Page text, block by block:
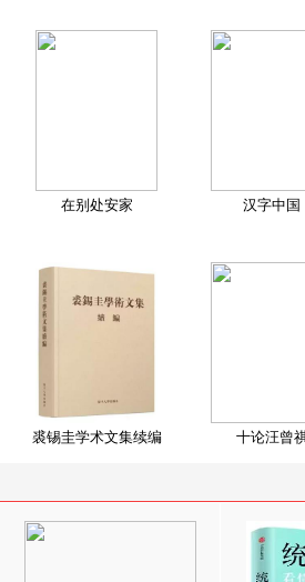
在别处安家 汉字中国
裘锡圭学术文集续编 十论汪曾